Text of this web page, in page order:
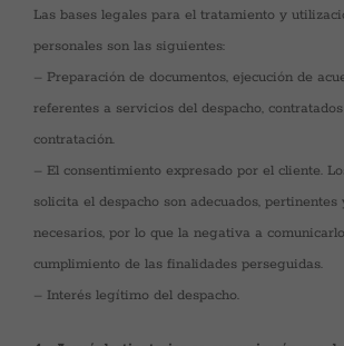
Las bases legales para el tratamiento y
personales son las siguientes:
– Preparación de documentos, ejecución de
referentes a servicios del despacho,
contratación.
– El consentimiento expresado por el cliente.
solicita el despacho son adecuados,
necesarios, por lo que la negativa a
cumplimiento de las finalidades perseguidas.
– Interés legítimo del despacho.